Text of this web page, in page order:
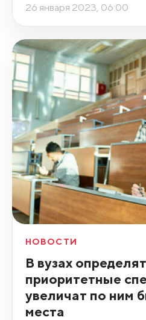
26 января 2023, 06:00
НОВОСТИ
В вузах определят
приоритетные
увеличат по ним
места